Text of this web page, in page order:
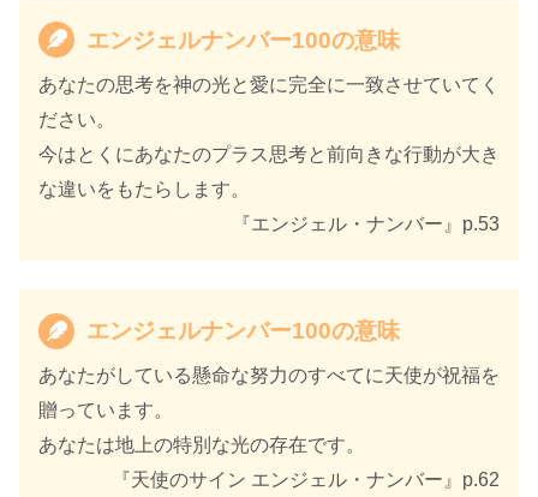
エンジェルナンバー100の意味
あなたの思考を神の光と愛に完全に一致させていてく
ださい。
今はとくにあなたのプラス思考と前向きな行動が大き
な違いをもたらします。
『エンジェル・ナンバー』p.53
エンジェルナンバー100の意味
あなたがしている懸命な努力のすべてに天使が祝福を
贈っています。
あなたは地上の特別な光の存在です。
『天使のサイン エンジェル・ナンバー』p.62